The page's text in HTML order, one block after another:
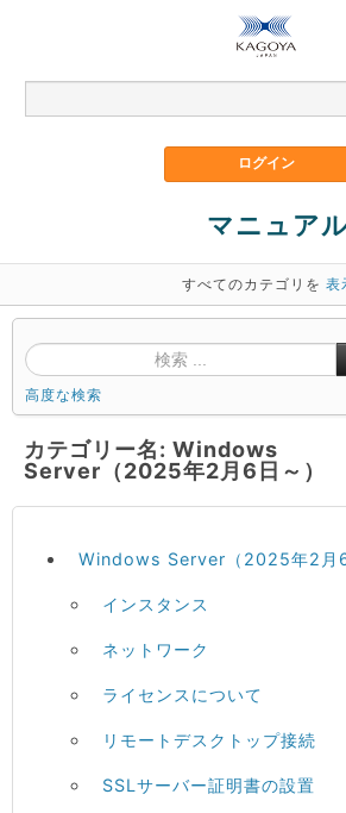
マニュア
すべてのカテゴリを 表
高度な検索
カテゴリー名: Windows
Server（2025年2月6日～）
Windows Server（2025年2月6
インスタンス
ネットワーク
ライセンスについて
リモートデスクトップ接続
SSLサーバー証明書の設置